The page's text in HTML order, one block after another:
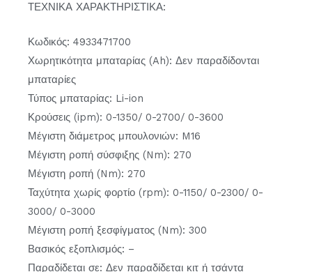
ΤΕΧΝΙΚΑ ΧΑΡΑΚΤΗΡΙΣΤΙΚΑ:
Κωδικός: 4933471700
Χωρητικότητα μπαταρίας (Ah): Δεν παραδίδονται
μπαταρίες
Τύπος μπαταρίας: Li-ion
Κρούσεις (ipm): 0-1350/ 0-2700/ 0-3600
Μέγιστη διάμετρος μπουλονιών: M16
Μέγιστη ροπή σύσφιξης (Nm): 270
Μέγιστη ροπή (Nm): 270
Ταχύτητα χωρίς φορτίο (rpm): 0-1150/ 0-2300/ 0-
3000/ 0-3000
Μέγιστη ροπή ξεσφίγματος (Nm): 300
Βασικός εξοπλισμός: –
Παραδίδεται σε: Δεν παραδίδεται κιτ ή τσάντα